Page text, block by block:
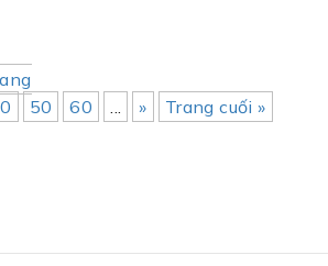
50 60 ... » Trang cuối »